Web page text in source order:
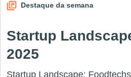
Destaque da semana
Startup
2025
Startup Landscape: